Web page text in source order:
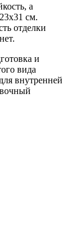
а
см.
отделки
и
вида
внутренней